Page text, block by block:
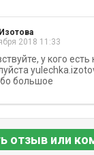
2018 11:33
у кого
большое
отзыв или